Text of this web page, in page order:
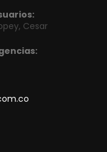
Cesar